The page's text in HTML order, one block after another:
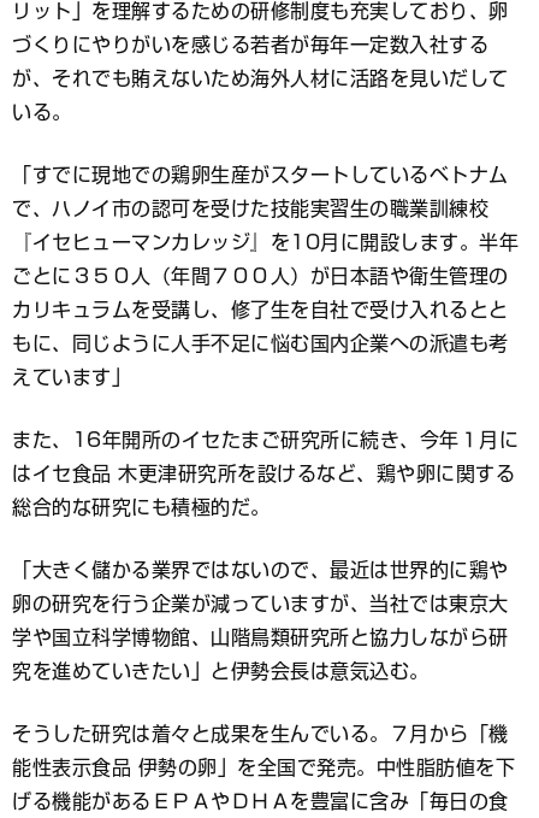
リット」を理解するための研修制度も充実しており、卵
づくりにやりがいを感じる若者が毎年一定数入社する
が、それでも賄えないため海外人材に活路を見いだして
いる。
「すでに現地での鶏卵生産がスタートしているベトナム
で、ハノイ市の認可を受けた技能実習生の職業訓練校
『イセヒューマンカレッジ』を10月に開設します。半年
ごとに３５０人（年間７００人）が日本語や衛生管理の
カリキュラムを受講し、修了生を自社で受け入れるとと
もに、同じように人手不足に悩む国内企業への派遣も考
えています」
また、16年開所のイセたまご研究所に続き、今年１月に
はイセ食品 木更津研究所を設けるなど、鶏や卵に関する
総合的な研究にも積極的だ。
「大きく儲かる業界ではないので、最近は世界的に鶏や
卵の研究を行う企業が減っていますが、当社では東京大
学や国立科学博物館、山階鳥類研究所と協力しながら研
究を進めていきたい」と伊勢会長は意気込む。
そうした研究は着々と成果を生んでいる。７月から「機
能性表示食品 伊勢の卵」を全国で発売。中性脂肪値を下
げる機能があるＥＰＡやＤＨＡを豊富に含み「毎日の食